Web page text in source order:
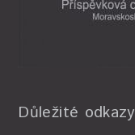
Důležité odkazy